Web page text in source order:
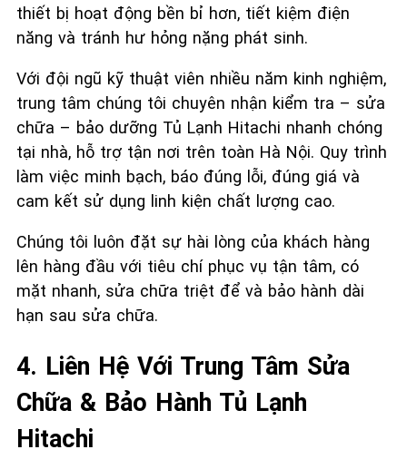
thiết bị hoạt động bền bỉ hơn, tiết kiệm điện
năng và tránh hư hỏng nặng phát sinh.
Với đội ngũ kỹ thuật viên nhiều năm kinh nghiệm,
trung tâm chúng tôi chuyên nhận kiểm tra – sửa
chữa – bảo dưỡng Tủ Lạnh Hitachi nhanh chóng
tại nhà, hỗ trợ tận nơi trên toàn Hà Nội. Quy trình
làm việc minh bạch, báo đúng lỗi, đúng giá và
cam kết sử dụng linh kiện chất lượng cao.
Chúng tôi luôn đặt sự hài lòng của khách hàng
lên hàng đầu với tiêu chí phục vụ tận tâm, có
mặt nhanh, sửa chữa triệt để và bảo hành dài
hạn sau sửa chữa.
4. Liên Hệ Với Trung Tâm Sửa
Chữa & Bảo Hành Tủ Lạnh
Hitachi